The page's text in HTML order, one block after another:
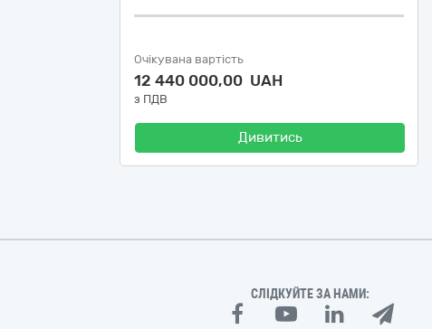
Очікувана вартість
12 440 000,00 UAH
з ПДВ
Дивитись
СЛІДКУЙТЕ ЗА НАМИ: